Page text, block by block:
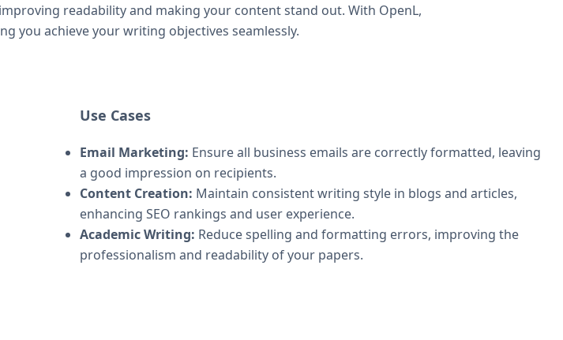
readability and making your content stand out. With OpenL,
you achieve your writing objectives seamlessly.
Use Cases
Email Marketing: Ensure all business emails are correctly formatted, leaving
a good impression on recipients.
Content Creation: Maintain consistent writing style in blogs and articles,
enhancing SEO rankings and user experience.
Academic Writing: Reduce spelling and formatting errors, improving the
professionalism and readability of your papers.